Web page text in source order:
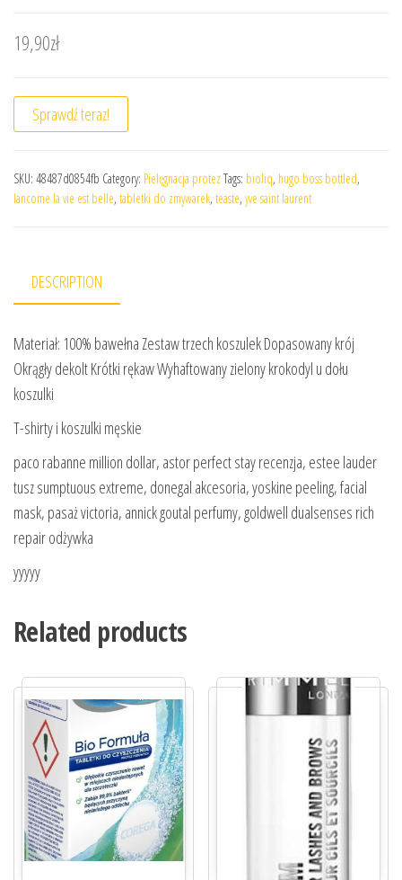
19,90zł
Sprawdź teraz!
SKU: 48487d0854fb Category: Pielęgnacja protez Tags: bioliq, hugo boss bottled,
lancome la vie est belle, tabletki do zmywarek, teaste, yve saint laurent
DESCRIPTION
Materiał: 100% bawełna Zestaw trzech koszulek Dopasowany krój
Okrągły dekolt Krótki rękaw Wyhaftowany zielony krokodyl u dołu
koszulki
T-shirty i koszulki męskie
paco rabanne million dollar, astor perfect stay recenzja, estee lauder
tusz sumptuous extreme, donegal akcesoria, yoskine peeling, facial
mask, pasaż victoria, annick goutal perfumy, goldwell dualsenses rich
repair odżywka
yyyyy
Related products